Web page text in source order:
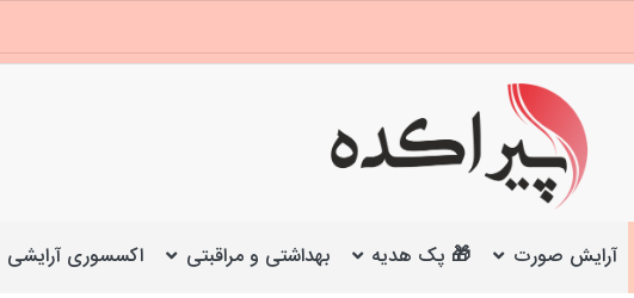
آرایش صورت 🎁 پک هدیه بهداشتی و مراقبتی اکسسوری آرایشی